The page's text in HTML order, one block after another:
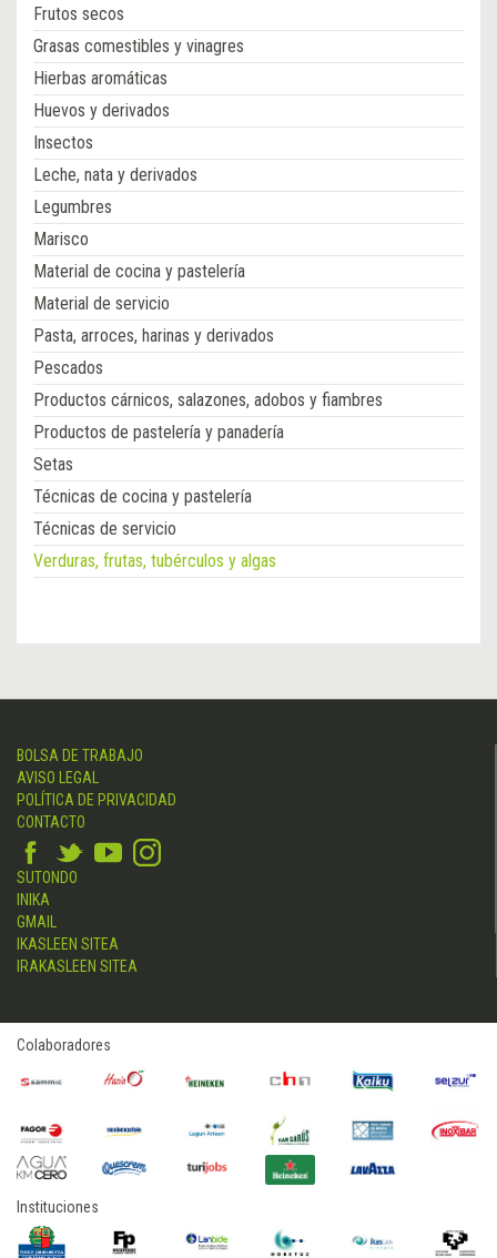
Frutos secos
Grasas comestibles y vinagres
Hierbas aromáticas
Huevos y derivados
Insectos
Leche, nata y derivados
Legumbres
Marisco
Material de cocina y pastelería
Material de servicio
Pasta, arroces, harinas y derivados
Pescados
Productos cárnicos, salazones, adobos y fiambres
Productos de pastelería y panadería
Setas
Técnicas de cocina y pastelería
Técnicas de servicio
Verduras, frutas, tubérculos y algas
BOLSA DE TRABAJO
AVISO LEGAL
POLÍTICA DE PRIVACIDAD
CONTACTO
SUTONDO
INIKA
GMAIL
IKASLEEN SITEA
IRAKASLEEN SITEA
Colaboradores
Instituciones